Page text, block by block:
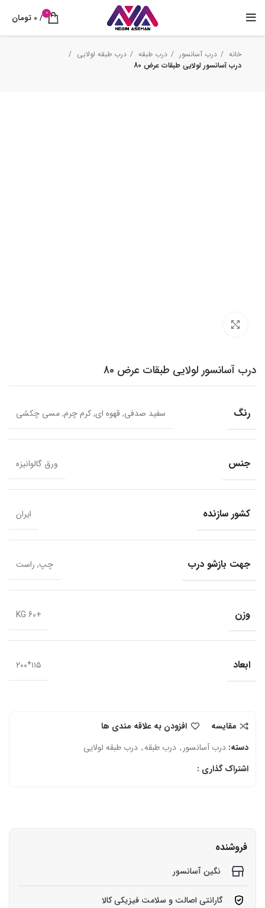
0
/
0 تومان
خانه درب آسانسور درب طبقه
درب طبقه لولایی
درب آسانسور لولایی طبقات عرض 80
درب آسانسور لولایی طبقات عرض 80
رنگ سفید صدفی, قهوه ای, کرم چرم, مسی چکشی
جنس ورق گالوانیزه
کشور سازنده ایران
جهت بازشو درب چپ, راست
وزن +60 KG
ابعاد ۱۱۵*۲۰۰
مقایسه
افزودن به علاقه مندی ها
دسته: درب آسانسور, درب طبقه, درب طبقه لولایی
اشتراک گذاری :
فروشنده
نگین آسانسور
گارانتی اصالت و سلامت فیزیکی کالا